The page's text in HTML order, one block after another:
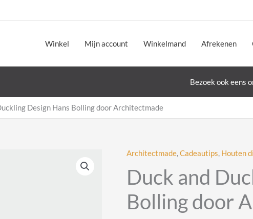
Winkel Mijn account Winkelmand Afrekenen
Bezoek ook eens
Design Hans Bolling door Architectmade
Architectmade,Cadeautips, Houten
Duck and
Bolling door